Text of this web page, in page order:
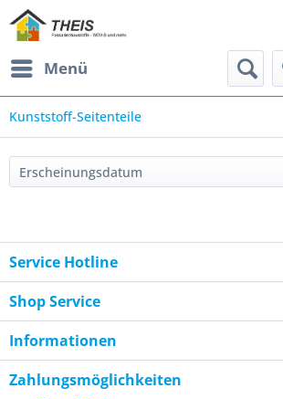
Menü
Kunststoff-Seitenteile
Service Hotline
Shop Service
Informationen
Zahlungsmöglichkeiten